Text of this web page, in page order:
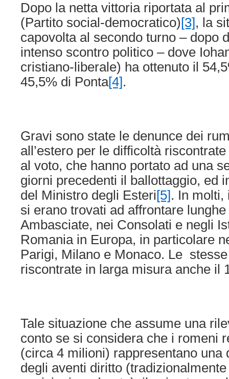
Dopo la netta vittoria riportata al
(Partito social-democratico) [3], la
capovolta al secondo turno­ – dopo
intenso scontro politico – dove
cristiano-liberale) ha ottenuto il
45,5% di Ponta[4].
Gravi sono state le denunce dei
all’estero per le difficoltà
al voto, che hanno portato ad una
giorni precedenti il ballottaggio, ed
del Ministro degli Esteri [5]. In molti,
si erano trovati ad affrontare
Ambasciate, nei Consolati e negli
Romania in Europa, in particolare
Parigi, Milano e Monaco. Le
riscontrate in larga misura anche il
Tale situazione che assume una
conto se si considera che i romeni
(circa 4 milioni) rappresentano una
degli aventi diritto